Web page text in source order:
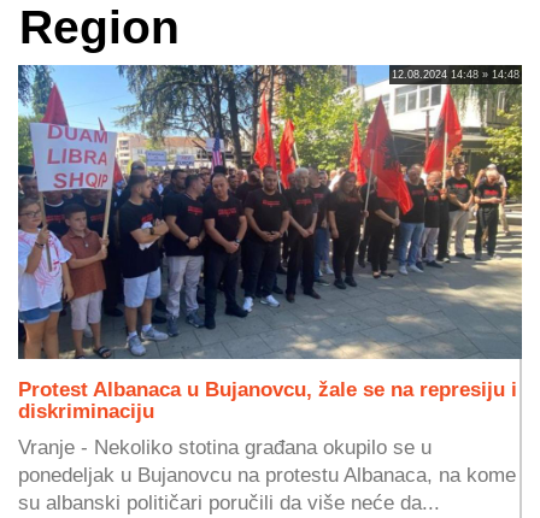
Region
12.08.2024 14:48 » 14:48
Protest Albanaca u Bujanovcu, žale se na represiju i
diskriminaciju
Vranje - Nekoliko stotina građana okupilo se u
ponedeljak u Bujanovcu na protestu Albanaca, na kome
su albanski političari poručili da više neće da...